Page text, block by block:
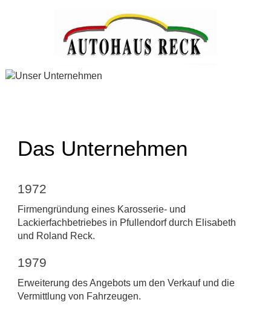
Das Unternehmen
1972
Firmengründung eines Karosserie- und
Lackierfachbetriebes in Pfullendorf durch Elisabeth
und Roland Reck.
1979
Erweiterung des Angebots um den Verkauf und die
Vermittlung von Fahrzeugen.